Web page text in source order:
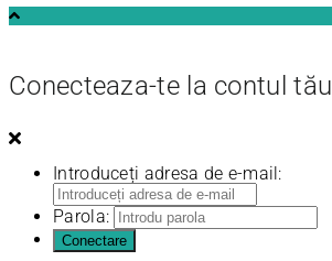
Conecteaza-te la contul tău
Introduceți adresa de e-mail:
Parola: